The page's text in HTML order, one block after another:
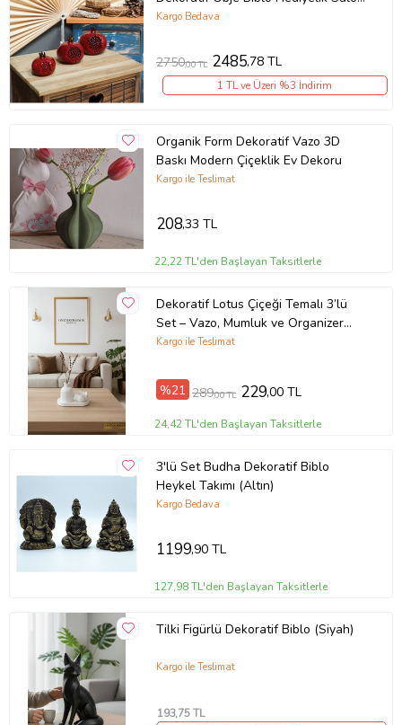
Dekorasyon Aksesuarları Seti
Kargo Bedava
2750,00 TL 2485,78 TL
1 TL ve Üzeri %3 İndirim
Organik Form Dekoratif Vazo 3D
Baskı Modern Çiçeklik Ev Dekoru
Kargo ile Teslimat
208,33 TL
22,22 TL'den Başlayan Taksitlerle
Dekoratif Lotus Çiçeği Temalı 3’lü
Set – Vazo, Mumluk ve Organizer
Tabak
Kargo ile Teslimat
%21 289,00 TL 229,00 TL
24,42 TL'den Başlayan Taksitlerle
3'lü Set Budha Dekoratif Biblo
Heykel Takımı (Altın)
Kargo Bedava
1199,90 TL
127,98 TL'den Başlayan Taksitlerle
Tilki Figürlü Dekoratif Biblo (Siyah)
Kargo ile Teslimat
193,75 TL